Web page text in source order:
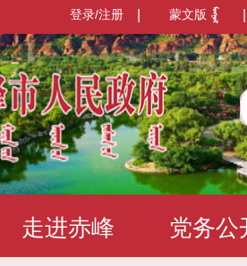
蒙文版
登录/注册
走进赤峰 党务公